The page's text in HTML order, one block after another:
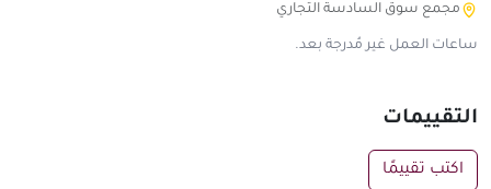
مجمع سوق السادسة التجاري
ساعات العمل غير مُدرجة بعد.
التقييمات
اكتب تقييمًا